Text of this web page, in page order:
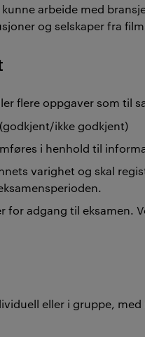
arbeide med
og selskaper fra
flere oppgaver som til
ikke godkjent)
i henhold til
varighet og skal
for adgang til eksamen.
eller i gruppe,